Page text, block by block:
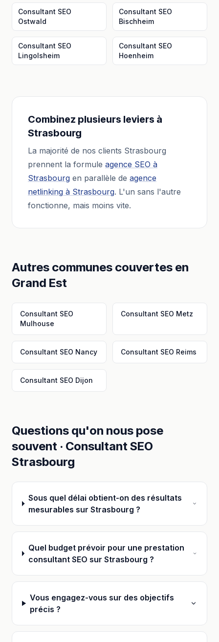
Consultant SEO
Ostwald
Consultant SEO
Bischheim
Consultant SEO
Lingolsheim
Consultant SEO
Hoenheim
Combinez plusieurs leviers à
Strasbourg
La majorité de nos clients Strasbourg
prennent la formule agence SEO à
Strasbourg en parallèle de agence
netlinking à Strasbourg. L'un sans l'autre
fonctionne, mais moins vite.
Autres communes couvertes en
Grand Est
Consultant SEO
Mulhouse
Consultant SEO Metz
Consultant SEO Nancy Consultant SEO Reims
Consultant SEO Dijon
Questions qu'on nous pose
souvent · Consultant SEO
Strasbourg
Sous quel délai obtient-on des résultats
mesurables sur Strasbourg ?
Quel budget prévoir pour une prestation
consultant SEO sur Strasbourg ?
Vous engagez-vous sur des objectifs
précis ?